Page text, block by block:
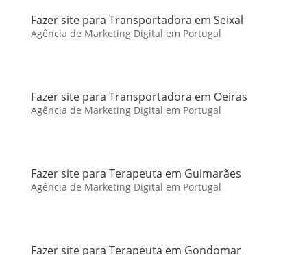
Fazer site para Transportadora em Seixal
Agência de Marketing Digital em Portugal
Fazer site para Transportadora em Oeiras
Agência de Marketing Digital em Portugal
Fazer site para Terapeuta em Guimarães
Agência de Marketing Digital em Portugal
Fazer site para Terapeuta em Gondomar